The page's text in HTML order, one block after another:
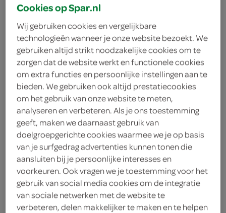
Let op: aanbiedingen zijn niet zichtbaar bij de
producten, maar worden wél automatisch
verwerkt in de winkelmand.
aperitieven likorettes
vegetarisch biologisch
filter (2)
Indomita Cabernet Sauvignon
75 Centiliter
Cookies op Spar.nl
Wij gebruiken cookies en vergelijkbare
technologieën wanneer je onze website bezoekt. We
gebruiken altijd strikt noodzakelijke cookies om te
zorgen dat de website werkt en functionele cookies
om extra functies en persoonlijke instellingen aan te
bieden. We gebruiken ook altijd prestatiecookies
om het gebruik van onze website te meten,
analyseren en verbeteren. Als je ons toestemming
geeft, maken we daarnaast gebruik van
doelgroepgerichte cookies waarmee we je op basis
van je surfgedrag advertenties kunnen tonen die
aansluiten bij je persoonlijke interesses en
voorkeuren. Ook vragen we je toestemming voor het
gebruik van social media cookies om de integratie
van sociale netwerken met de website te
verbeteren, delen makkelijker te maken en te helpen